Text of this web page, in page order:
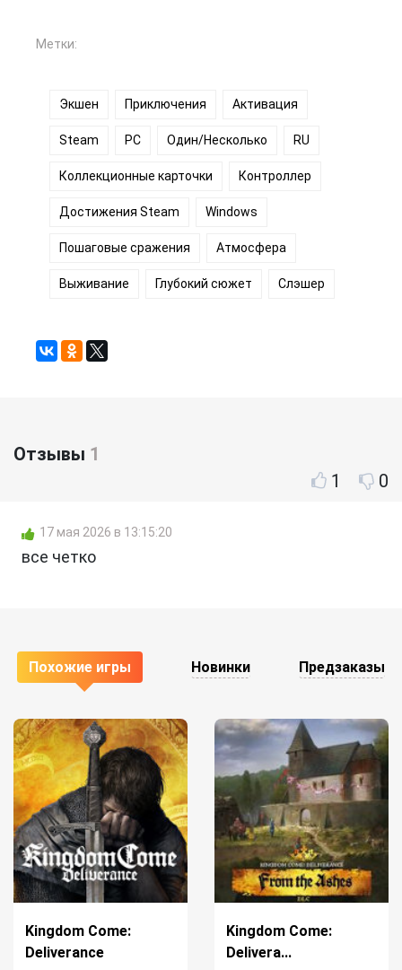
Метки:
Экшен Приключения Активация
Steam PC Один/Несколько RU
Коллекционные карточки Контроллер
Достижения Steam Windows
Пошаговые сражения Атмосфера
Выживание Глубокий сюжет Слэшер
Отзывы 1
1
0
17 мая 2026 в 13:15:20
все четко
Похожие игры Новинки Предзаказы
Kingdom Come:
Deliverance
Kingdom Come:
Delivera...